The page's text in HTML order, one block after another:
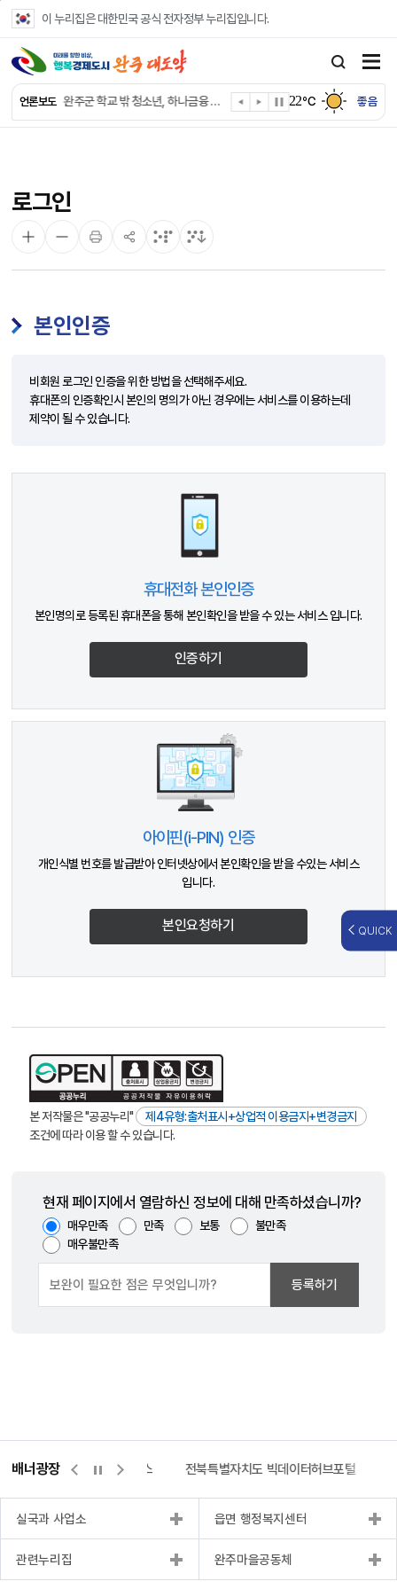
이 누리집은 대한민국 공식 전자정부 누리집입니다.
언론보도
완주 이서면, 홀몸 남성 위한 ‘이서천사 요리교실’
완주군 학교 밖 청소년, 하나금융 장학생 최종 선발
완주군 청소년 여름방학 맞아 “내 손으로 뚝딱”
22℃ 좋음
로그인
본인인증
비회원 로그인 인증을 위한 방법을 선택해주세요.
휴대폰의 인증확인시 본인의 명의가 아닌 경우에는 서비스를 이용하는데
제약이 될 수 있습니다.
휴대전화 본인인증
본인명의로 등록된 휴대폰을 통해 본인확인을 받을 수 있는 서비스 입니다.
인증하기
아이핀(i-PIN) 인증
개인식별 번호를 발급받아 인터넷상에서 본인확인을 받을 수있는 서비스
입니다.
본인요청하기
본 저작물은 "공공누리"
제4유형:출처표시+상업적 이용금지+변경금지
조건에 따라 이용 할 수 있습니다.
현재 페이지에서 열람하신 정보에 대해 만족하셨습니까?
매우만족 만족 보통
불만족
매우불만족
등록하기
QUICK
배너광장
량바로처리센터 위택스 전북특별자치도 빅데이터허브포털
실국과 사업소 읍면 행정복지센터
관련누리집 완주마을공동체